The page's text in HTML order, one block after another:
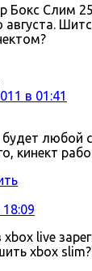
Бокс Слим
в 01:41
любой
кинект
18:09
xbox live
xbox